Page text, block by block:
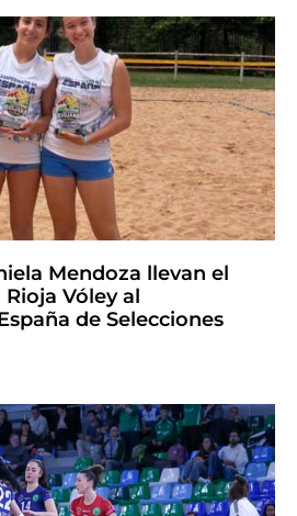
Mendoza llevan el
Vóley al
de Selecciones